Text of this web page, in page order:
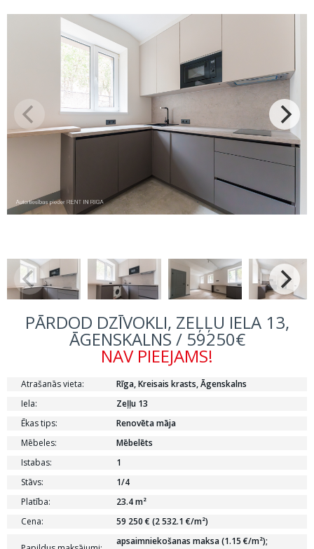
PĀRDOD DZĪVOKLI, ZEĻĻU IELA 13,
ĀGENSKALNS / 59250€
NAV PIEEJAMS!
Atrašanās vieta:
Rīga, Kreisais krasts, Āgenskalns
Iela:
Zeļļu 13
Ēkas tips:
Renovēta māja
Mēbeles:
Mēbelēts
Istabas:
1
Stāvs:
1/4
Platība:
23.4 m²
Cena:
59 250 € (2 532.1 €/m²)
apsaimniekošanas maksa (1.15 €/m²);